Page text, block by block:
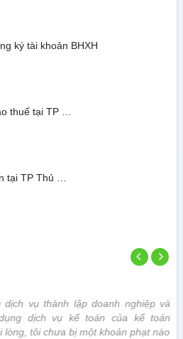
ký tài khoản BHXH
thuế tại TP …
tại TP Thủ …
vụ thành lập doanh nghiệp và
dịch vụ kế toán của kế toán
lòng, tôi chưa bị một khoản phạt nào